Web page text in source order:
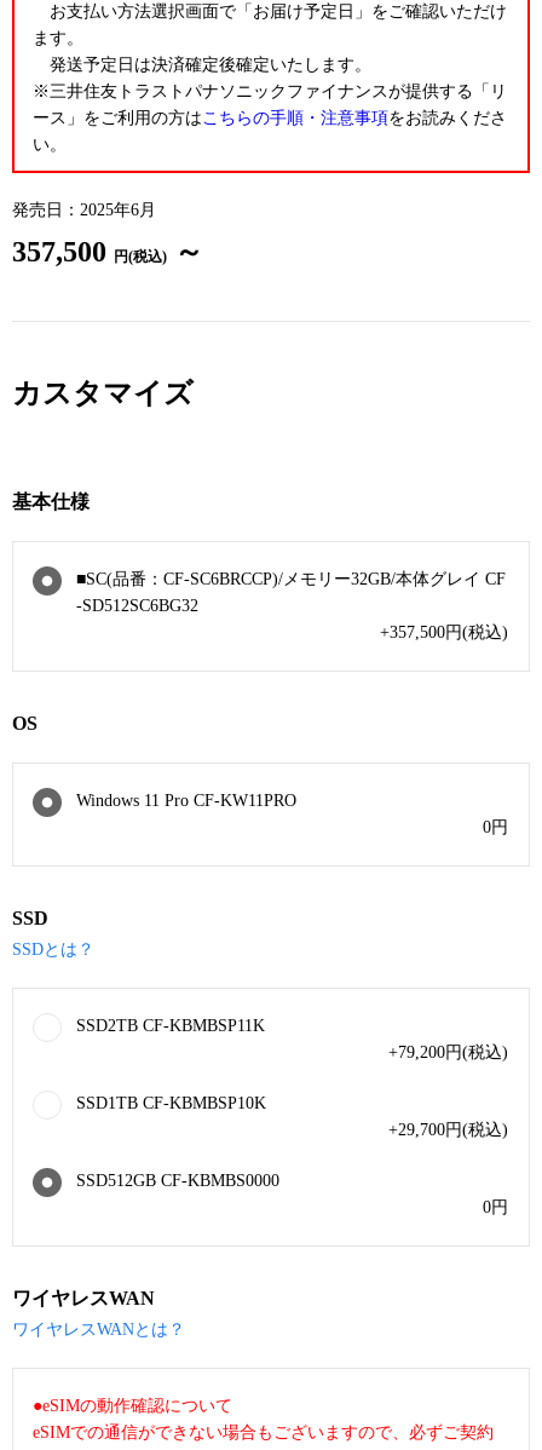
お支払い方法選択画面で「お届け予定日」をご確認いただけ
ます。
発送予定日は決済確定後確定いたします。
※三井住友トラストパナソニックファイナンスが提供する「リ
ース」をご利用の方は こちらの手順・注意事項をお読みくださ
い。
発売日：2025年6月
357,500 円(税込) ～
カスタマイズ
基本仕様
■SC(品番：CF-SC6BRCCP)/メモリー32GB/本体グレイ CF
-SD512SC6BG32
+357,500円(税込)
OS
Windows 11 Pro CF-KW11PRO
0円
SSD
SSDとは？
SSD2TB CF-KBMBSP11K
+79,200円(税込)
SSD1TB CF-KBMBSP10K
+29,700円(税込)
SSD512GB CF-KBMBS0000
0円
ワイヤレスWAN
ワイヤレスWANとは？
●eSIMの動作確認について
eSIMでの通信ができない場合もございますので、必ずご契約